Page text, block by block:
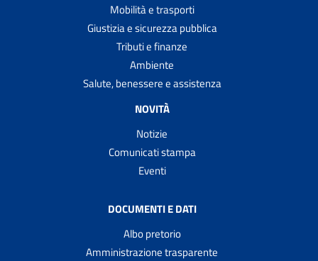
Mobilità e trasporti
Giustizia e sicurezza pubblica
Tributi e finanze
Ambiente
Salute, benessere e assistenza
NOVITÀ
Notizie
Comunicati stampa
Eventi
DOCUMENTI E DATI
Albo pretorio
Amministrazione trasparente